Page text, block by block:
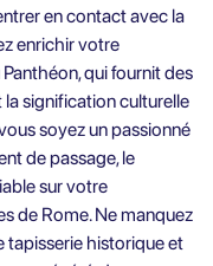
en contact avec la
enrichir votre
qui fournit des
signification culturelle
soyez un passionné
de passage, le
sur votre
de Rome. Ne manquez
tapisserie historique et